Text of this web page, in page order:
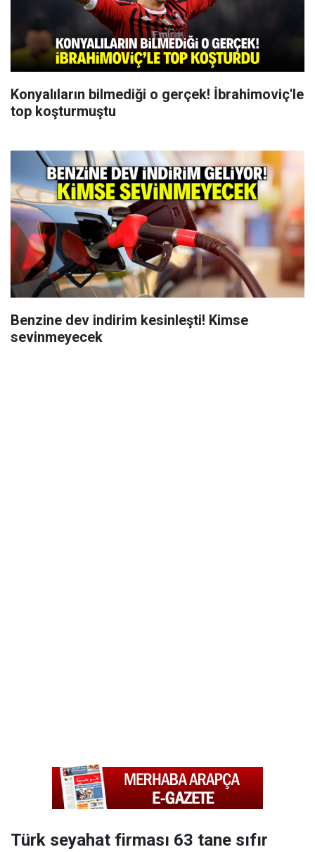
Konyalıların bilmediği o gerçek! İbrahimoviç'le
top koşturmuştu
Benzine dev indirim kesinleşti! Kimse
sevinmeyecek
Türk seyahat firması 63 tane sıfır